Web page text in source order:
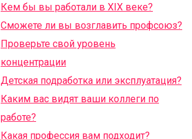
Кем бы вы работали в XIX веке?
Сможете ли вы возглавить профсоюз?
Проверьте свой уровень
концентрации
Детская подработка или эксплуатация?
Каким вас видят ваши коллеги по
работе?
Какая профессия вам подходит?